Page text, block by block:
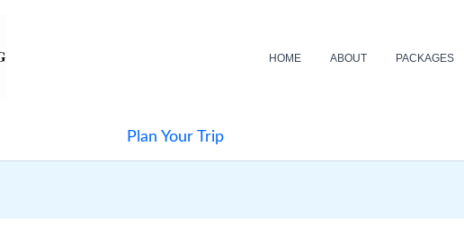
HOME ABOUT PACKAGES
Plan Your Trip